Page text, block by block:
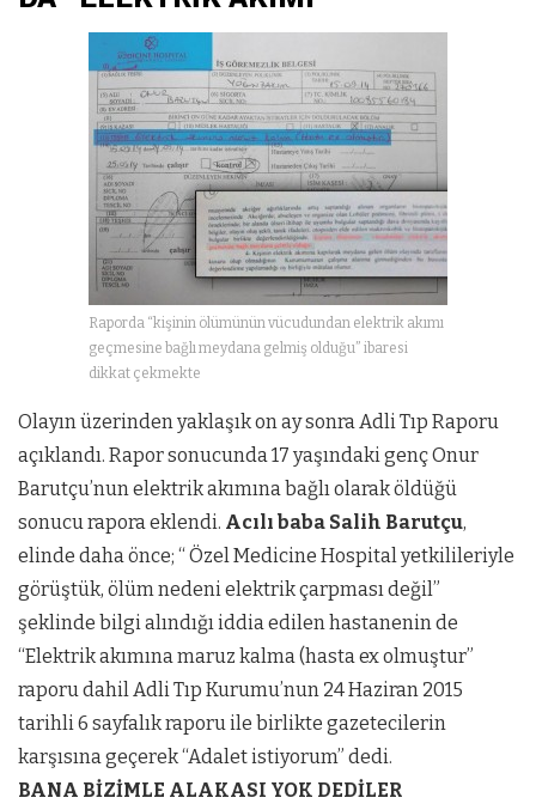
Raporda “kişinin ölümünün vücudundan elektrik akımı
geçmesine bağlı meydana gelmiş olduğu” ibaresi
dikkat çekmekte
Olayın üzerinden yaklaşık on ay sonra Adli Tıp Raporu
açıklandı. Rapor sonucunda 17 yaşındaki genç Onur
Barutçu’nun elektrik akımına bağlı olarak öldüğü
sonucu rapora eklendi. Acılı baba Salih Barutçu,
elinde daha önce; “ Özel Medicine Hospital yetkilileriyle
görüştük, ölüm nedeni elektrik çarpması değil”
şeklinde bilgi alındığı iddia edilen hastanenin de
“Elektrik akımına maruz kalma (hasta ex olmuştur”
raporu dahil Adli Tıp Kurumu’nun 24 Haziran 2015
tarihli 6 sayfalık raporu ile birlikte gazetecilerin
karşısına geçerek “Adalet istiyorum” dedi.
BANA BİZİMLE ALAKASI YOK DEDİLER